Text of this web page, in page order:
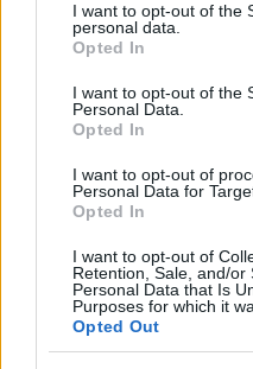
not limited to your visit or
grant or deny consent to
use your data for below
consent section.
I want to opt-out of the
personal data.
Opted In
I want to opt-out of the
Personal Data.
Opted In
I want to opt-out of
Personal Data for
Opted In
I want to opt-out of
Retention, Sale, and/or
Personal Data that Is
Purposes for which it
Opted Out
σημαντικά πλεονεκτήματα:
Αφαιρεί το χλώριο και
στοιχείων,
Απομακρύνει ή
βρύσης.
Βελτιώνει την οσμή και